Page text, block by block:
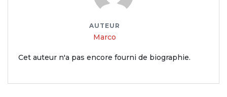
AUTEUR
Marco
Cet auteur n'a pas encore fourni de biographie.